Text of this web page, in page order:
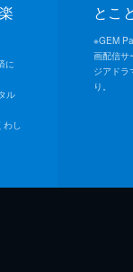
に
ル
わし
とこ
※GEM
画配信サ
ジアドラ
り。